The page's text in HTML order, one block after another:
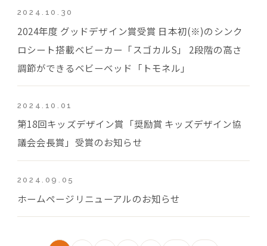
2024.10.30
2024年度 グッドデザイン賞受賞 日本初(※)のシンク
ロシート搭載ベビーカー「スゴカルS」 2段階の高さ
調節ができるベビーベッド「トモネル」
2024.10.01
第18回キッズデザイン賞「奨励賞 キッズデザイン協
議会会長賞」受賞のお知らせ
2024.09.05
ホームページリニューアルのお知らせ